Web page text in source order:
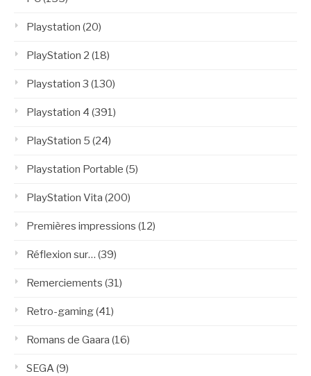
Playstation (20)
PlayStation 2 (18)
Playstation 3 (130)
Playstation 4 (391)
PlayStation 5 (24)
Playstation Portable (5)
PlayStation Vita (200)
Premières impressions (12)
Réflexion sur… (39)
Remerciements (31)
Retro-gaming(41)
Romans de Gaara (16)
SEGA(9)